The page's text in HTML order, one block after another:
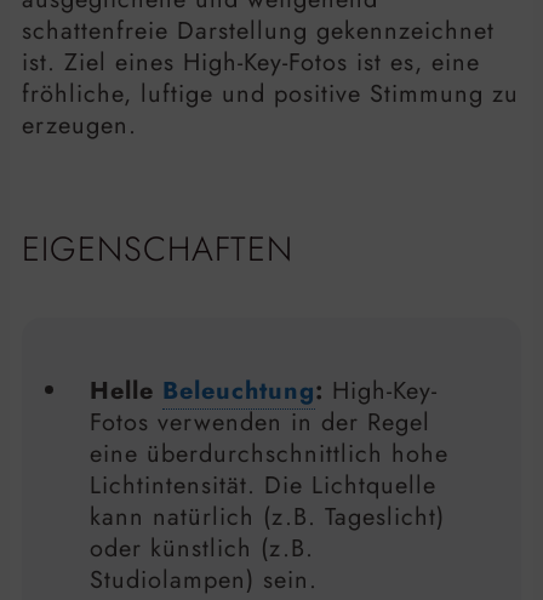
schattenfreie Darstellung gekennzeichnet
ist. Ziel eines High-Key-Fotos ist es, eine
fröhliche, luftige und positive Stimmung zu
erzeugen.
EIGENSCHAFTEN
Helle Beleuchtung: High-Key-
Fotos verwenden in der Regel
eine überdurchschnittlich hohe
Lichtintensität. Die Lichtquelle
kann natürlich (z.B. Tageslicht)
oder künstlich (z.B.
Studiolampen) sein.